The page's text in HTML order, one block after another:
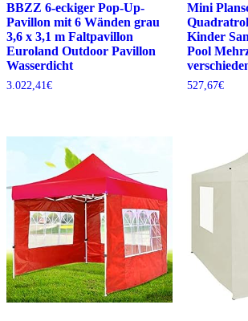
BBZZ 6-eckiger Pop-Up-
Pavillon mit 6 Wänden grau
3,6 x 3,1 m Faltpavillon
Euroland Outdoor Pavillon
Wasserdicht
3.022,41€
Mini
Kinder
Pool
527,67€